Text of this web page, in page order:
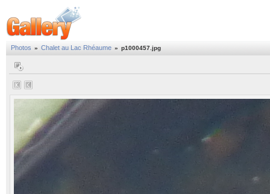
Photos » Chalet au Lac Rhéaume » p1000457.jpg